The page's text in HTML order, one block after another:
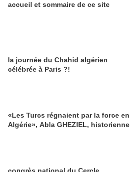
accueil et sommaire de ce site
la journée du Chahid algérien
célébrée à Paris ?!
«Les Turcs régnaient par la force en
Algérie», Abla GHEZIEL, historienne